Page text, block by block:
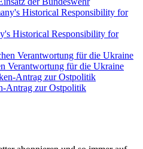
Historical Responsibility for
Verantwortung für die Ukraine
Antrag zur Ostpolitik